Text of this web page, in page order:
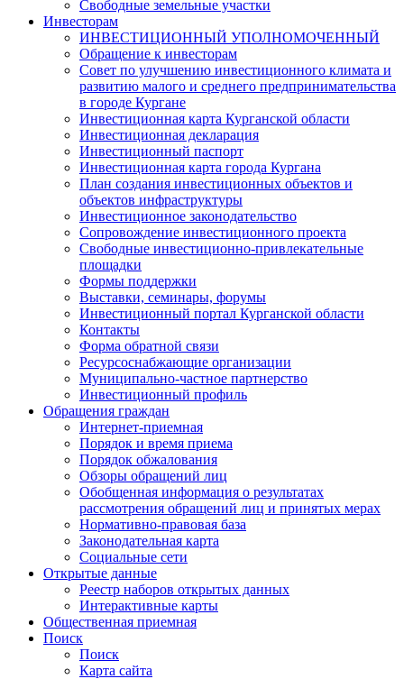
Свободные земельные участки
Инвесторам
ИНВЕСТИЦИОННЫЙ УПОЛНОМОЧЕННЫЙ
Обращение к инвесторам
Совет по улучшению инвестиционного климата и
развитию малого и среднего предпринимательства
в городе Кургане
Инвестиционная карта Курганской области
Инвестиционная декларация
Инвестиционный паспорт
Инвестиционная карта города Кургана
План создания инвестиционных объектов и
объектов инфраструктуры
Инвестиционное законодательство
Сопровождение инвестиционного проекта
Свободные инвестиционно-привлекательные
площадки
Формы поддержки
Выставки, семинары, форумы
Инвестиционный портал Курганской области
Контакты
Форма обратной связи
Ресурсоснабжающие организации
Муниципально-частное партнерство
Инвестиционный профиль
Обращения граждан
Интернет-приемная
Порядок и время приема
Порядок обжалования
Обзоры обращений лиц
Обобщенная информация о результатах
рассмотрения обращений лиц и принятых мерах
Нормативно-правовая база
Законодательная карта
Социальные сети
Открытые данные
Реестр наборов открытых данных
Интерактивные карты
Общественная приемная
Поиск
Поиск
Карта сайта